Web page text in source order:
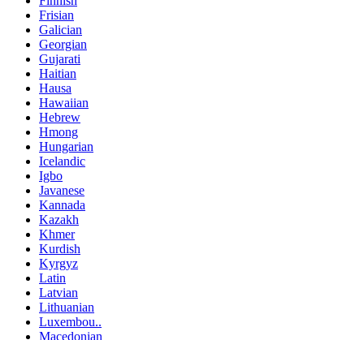
Frisian
Galician
Georgian
Gujarati
Haitian
Hausa
Hawaiian
Hebrew
Hmong
Hungarian
Icelandic
Igbo
Javanese
Kannada
Kazakh
Khmer
Kurdish
Kyrgyz
Latin
Latvian
Lithuanian
Luxembou..
Macedonian